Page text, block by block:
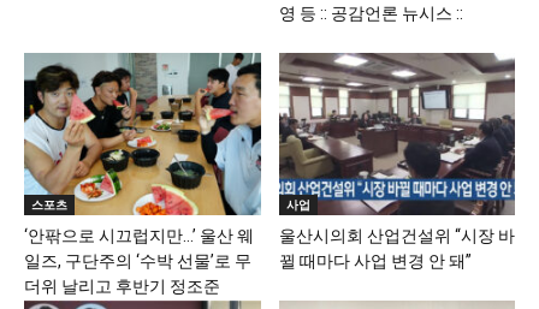
영 등 :: 공감언론 뉴시스 ::
스포츠
‘안팎으로 시끄럽지만…’ 울산 웨
일즈, 구단주의 ‘수박 선물’로 무
더위 날리고 후반기 정조준
사업
울산시의회 산업건설위 “시장 바
뀔 때마다 사업 변경 안 돼”